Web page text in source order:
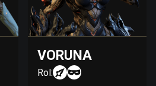
VORUNA
Rol: